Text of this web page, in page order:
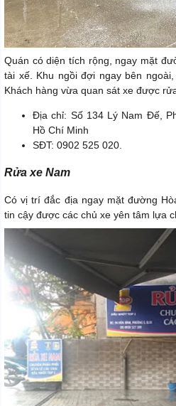
Quán có diện tích rộng, ngay mặt
tài xế. Khu ngồi đợi ngay bên
Khách hàng vừa quan sát xe được
Địa chỉ: Số 134 Lý Nam Đế,
Hồ Chí Minh
SĐT: 0902 525 020.
Rửa xe Nam
Có vị trí đắc địa ngay mặt đường
tin cậy được các chủ xe yên tâm lựa